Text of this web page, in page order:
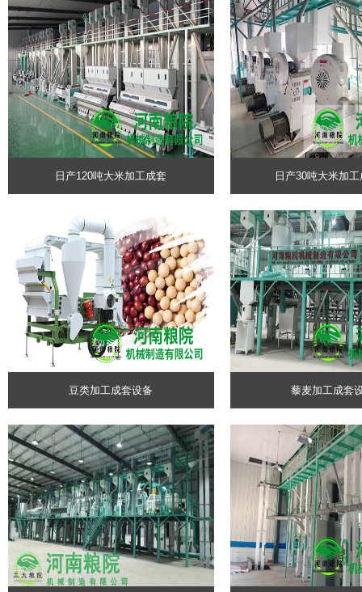
日产120吨大米加工成套 日产30吨大米加
豆类加工成套设备 藜麦加工成套